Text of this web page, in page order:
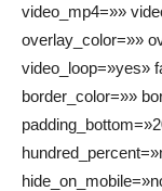
video_mp4=»»
overlay_color=»»
video_loop=»yes»
border_color=»»